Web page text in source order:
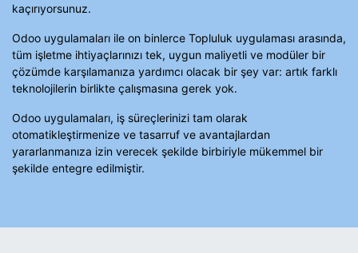
kaçırıyorsunuz.
Odoo uygulamaları ile on binlerce Topluluk uygulaması arasında,
tüm işletme ihtiyaçlarınızı tek, uygun maliyetli ve modüler bir
çözümde karşılamanıza yardımcı olacak bir şey var: artık farklı
teknolojilerin birlikte çalışmasına gerek yok.
Odoo uygulamaları, iş süreçlerinizi tam olarak
otomatikleştirmenize ve tasarruf ve avantajlardan
yararlanmanıza izin verecek şekilde birbiriyle mükemmel bir
şekilde entegre edilmiştir.